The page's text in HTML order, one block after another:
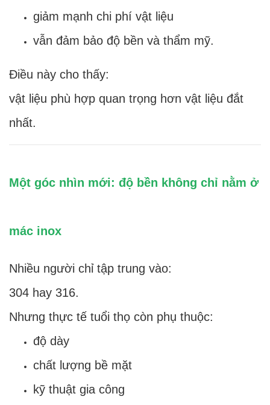
giảm mạnh chi phí vật liệu
vẫn đảm bảo độ bền và thẩm mỹ.
Điều này cho thấy:
vật liệu phù hợp quan trọng hơn vật liệu đắt
nhất.
Một góc nhìn mới: độ bền không chỉ nằm ở
mác inox
Nhiều người chỉ tập trung vào:
304 hay 316.
Nhưng thực tế tuổi thọ còn phụ thuộc:
độ dày
chất lượng bề mặt
kỹ thuật gia công